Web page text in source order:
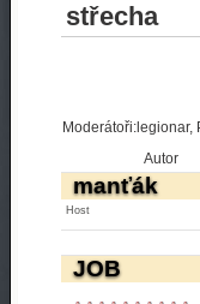
střecha
Moderátoři:legionar,
Autor
manťák
Host
JOB